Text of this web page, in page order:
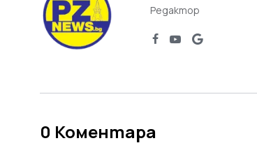
Редактор
0 Коментара